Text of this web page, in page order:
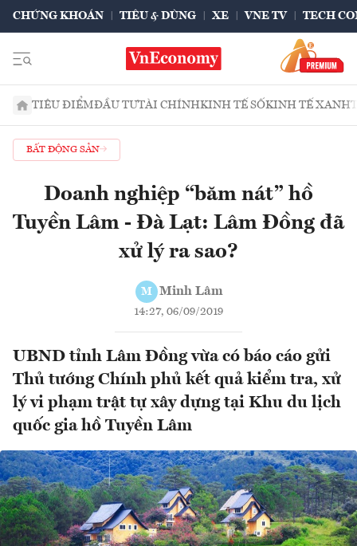
CHỨNG KHOÁN TIÊU & DÙNG XE VNE TV TECH
TIÊU ĐIỂMĐẦU TƯTÀI CHÍNHKINH TẾ SỐKINH TẾ XANH
BẤT ĐỘNG SẢN
Doanh nghiệp “băm nát” hồ
Tuyền Lâm - Đà Lạt: Lâm Đồng đã
xử lý ra sao?
M Minh Lâm
14:27, 06/09/2019
UBND tỉnh Lâm Đồng vừa có báo cáo gửi
Thủ tướng Chính phủ kết quả kiểm tra, xử
lý vi phạm trật tự xây dựng tại Khu du lịch
quốc gia hồ Tuyền Lâm